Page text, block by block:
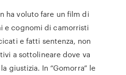
ha voluto fare un film di
e cognomi di camorristi
e fatti sentenza, non
a sottolineare dove va
giustizia. In “Gomorra” le